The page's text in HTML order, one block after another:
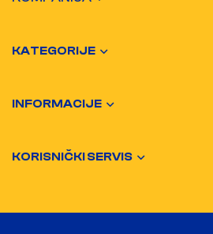
KATEGORIJE
INFORMACIJE
KORISNIČKI SERVIS